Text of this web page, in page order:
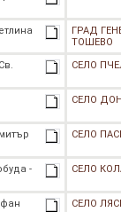
ГРАД
ТОШЕВО
СЕЛО
СЕЛО
СЕЛО
-
СЕЛО
СЕЛО